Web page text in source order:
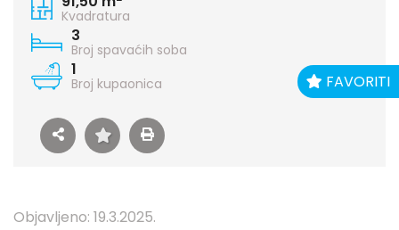
FAVORITI
Kvadratura
3
Broj spavaćih soba
1
Broj kupaonica
Objavljeno: 19.3.2025.